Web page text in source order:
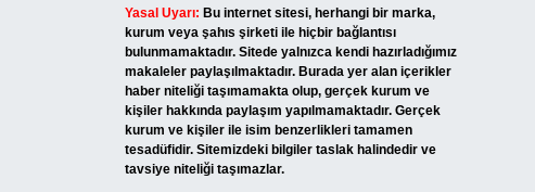
Yasal Uyarı: Bu internet sitesi, herhangi bir marka,
kurum veya şahıs şirketi ile hiçbir bağlantısı
bulunmamaktadır. Sitede yalnızca kendi hazırladığımız
makaleler paylaşılmaktadır. Burada yer alan içerikler
haber niteliği taşımamakta olup, gerçek kurum ve
kişiler hakkında paylaşım yapılmamaktadır. Gerçek
kurum ve kişiler ile isim benzerlikleri tamamen
tesadüfidir. Sitemizdeki bilgiler taslak halindedir ve
tavsiye niteliği taşımazlar.